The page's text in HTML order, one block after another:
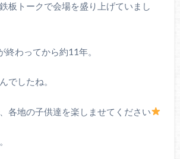
板トークで会場を盛り上げていまし
終わってから約11年。
でしたね。
各地の子供達を楽しませてください